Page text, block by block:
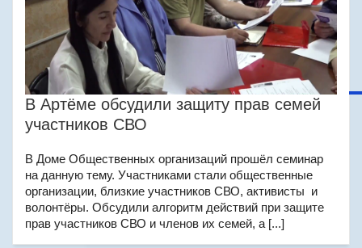
В Артёме обсудили защиту прав семей
участников СВО
В Доме Общественных организаций прошёл семинар
на данную тему. Участниками стали общественные
организации, близкие участников СВО, активисты и
волонтёры. Обсудили алгоритм действий при защите
прав участников СВО и членов их семей, а [...]